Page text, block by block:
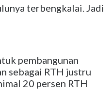
terbengkalai. Jadi
pembangunan
sebagai RTH justru
20 persen RTH